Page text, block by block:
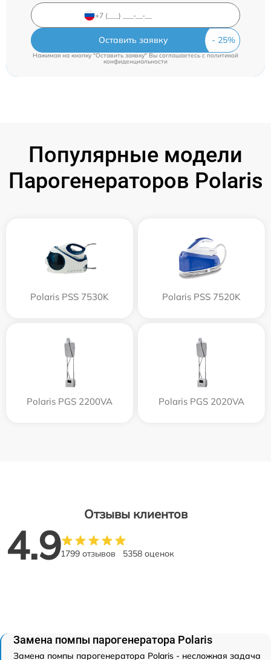
Оставить заявку
Нажимая на кнопку "Оставить заявку" Вы соглашаетесь cполитикой
конфиденциальности
Популярные модели
Парогенераторов Polaris
Polaris PSS 7530K Polaris PSS 7520K
Polaris PGS 2200VA Polaris PGS 2020VA
Отзывы клиентов
4.91799 отзывов 5358 оценок
Замена помпы парогенератора Polaris
Замена помпы парогенератора Polaris - несложная задача